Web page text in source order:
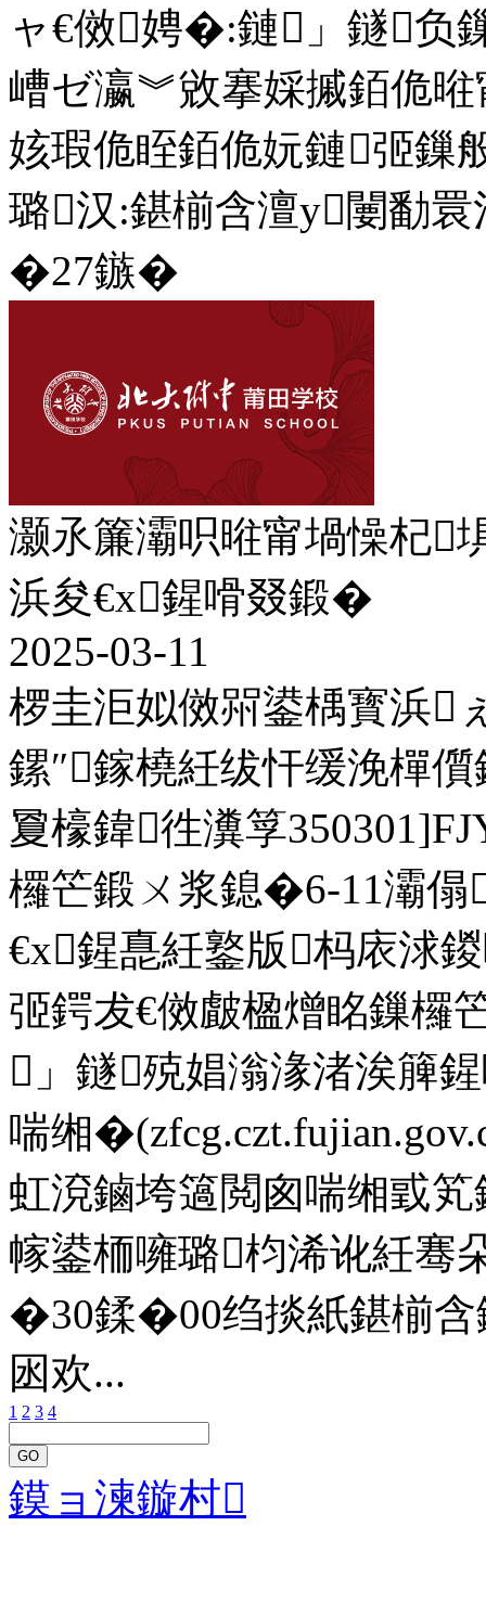
ャ€傚娉�:鏈」鐩负
嶆ゼ瀛︾敓搴婇摵銆佹
姟瑕佹眰銆佹妧鏈弬鏁
璐汉:鍖椾含澶у闄勫
�27鏃�
灏氶簾灞呮暀甯堝懆杞
浜夋€х鍟嗗叕鍛�
2025-03-11
椤圭洰姒傚喌鍙楀寳浜
鏍″鎵橈紝绂忓缓浼樿
夐檺鍏徃瀵筟
欏笀鍛ㄨ浆鎴�6-11灞傝
€х鍟嗭紝鐜版杩庡浗
弬鍔犮€傚皻楹熷眳鏁欏
」鐩殑娼滃湪渚涘簲
喘缃
虹渷鏀垮簻閲囪喘缃戜
幏鍙栭噰璐枃浠讹紝
�30鍒�00绉掞紙鍖椾含
囦欢...
1 2 3 4
GO
鏌ョ湅鏇村